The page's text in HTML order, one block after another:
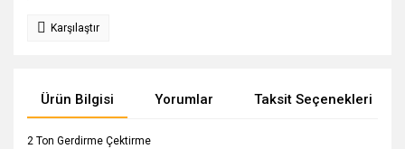
Karşılaştır
Ürün Bilgisi Yorumlar Taksit Seçenekleri
2 Ton Gerdirme Çektirme